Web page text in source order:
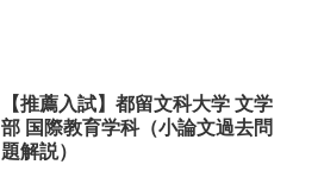
【推薦入試】都留文科大学 文学
部 国際教育学科（小論文過去問
題解説）